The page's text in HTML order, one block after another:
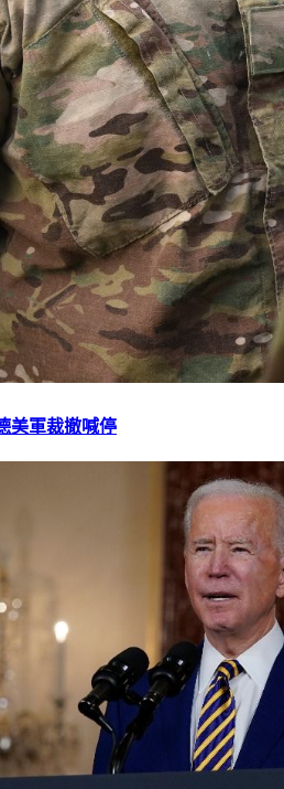
美軍裁撤喊停